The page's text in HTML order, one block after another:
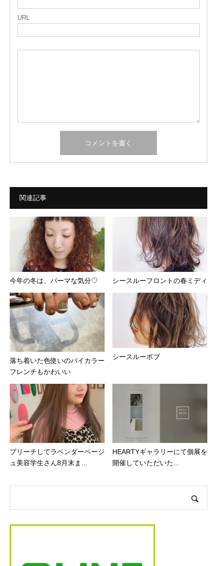
URL
関連記事
今年の冬は、パーマな気分♡ シースルーフロントの春ミディ
落ち着いた色使いのバイカラー
フレンチもかわいい︎
シースルーボブ
ブリーチしてラベンダーベージ
ュ美容学生さん8月末ま...
HEARTYギャラリーにて個展を
開催していただいた...